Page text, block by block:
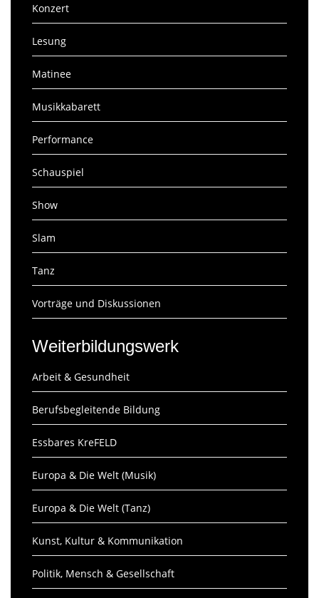
Konzert
Lesung
Matinee
Musikkabarett
Performance
Schauspiel
Show
Slam
Tanz
Vorträge und Diskussionen
Weiterbildungswerk
Arbeit & Gesundheit
Berufsbegleitende Bildung
Essbares KreFELD
Europa & Die Welt (Musik)
Europa & Die Welt (Tanz)
Kunst, Kultur & Kommunikation
Politik, Mensch & Gesellschaft